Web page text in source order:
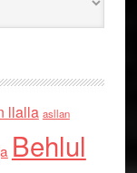
llalla asllan
Behlul